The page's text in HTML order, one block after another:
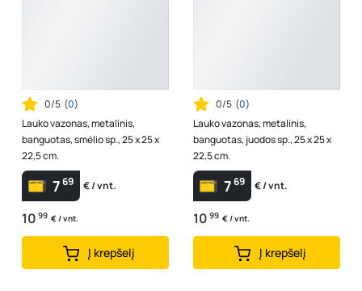
0/5 (0)
Lauko vazonas, metalinis,
banguotas, smėlio sp., 25 x 25 x
22,5 cm.
769 € / vnt.
10 99 € / vnt.
Į krepšelį
0/5 (0)
Lauko vazonas, metalinis,
banguotas, juodos sp., 25 x 25 x
22,5 cm.
769 € / vnt.
10 99 € / vnt.
Į krepšelį